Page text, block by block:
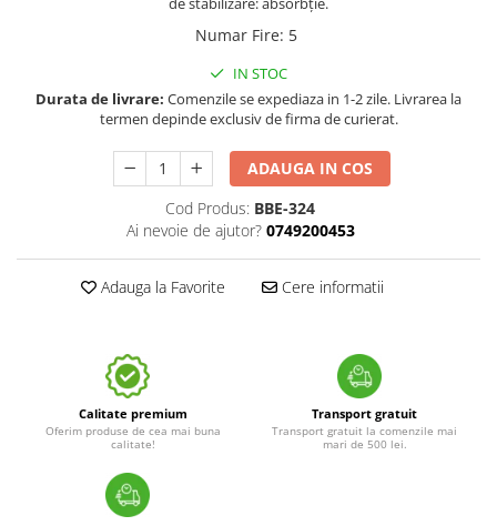
Numar Fire: 5
IN STOC
Durata de livrare: Comenzile se expediaza in 1-2 zile. Livrarea la
termen depinde exclusiv de firma de curierat.
ADAUGA IN COS
Cod Produs: BBE-324
Ai nevoie de ajutor? 0749200453
Adauga la Favorite Cere informatii
Calitate premium
Oferim produse de cea mai buna
calitate!
Transport gratuit
Transport gratuit la comenzile mai
mari de 500 lei.